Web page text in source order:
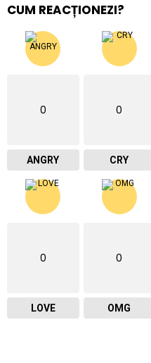
CUM REACȚIONEZI?
0
ANGRY
0
CRY
0
LOVE
0
OMG